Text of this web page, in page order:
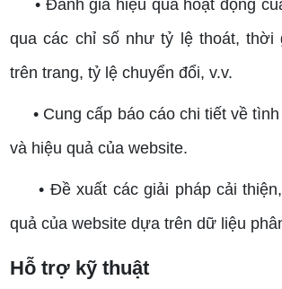
• Đánh giá hiệu quả hoạt động
qua các chỉ số như tỷ lệ thoát, thời
trên trang, tỷ lệ chuyển đổi, v.v.
• Cung cấp báo cáo chi tiết về tình
và hiệu quả của website.
• Đề xuất các giải pháp cải thiện,
quả của website dựa trên dữ liệu
Hỗ trợ kỹ thuật